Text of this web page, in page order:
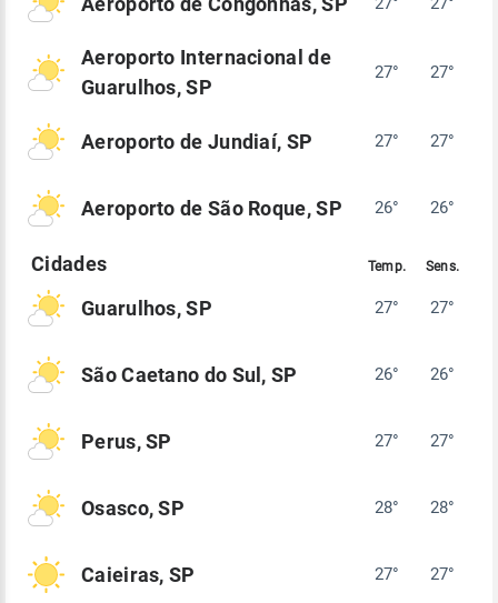
Aeroporto Internacional de
Guarulhos, SP
27° 27°
Aeroporto de Jundiaí, SP 27° 27°
Aeroporto de São Roque, SP 26° 26°
Guarulhos, SP 27° 27°
São Caetano do Sul, SP 26° 26°
Perus, SP 27° 27°
Osasco, SP 28° 28°
Caieiras, SP 27° 27°